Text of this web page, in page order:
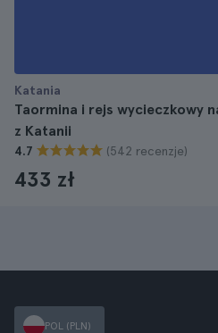
Katania
Taormina i rejs wycieczkowy
z Katanii
4.7 (542 recenzje)
433 zł
POL (PLN)